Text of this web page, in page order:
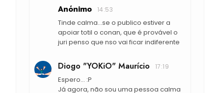
Anónimo 14:53
Tinde calma...se o publico estiver a
apoiar totil o conan, que é provável o
juri penso que nso vai ficar indiferente
Diogo "YOKiO" Maurício 17:19
Espero... :P
Já agora, não sou uma pessoa calma